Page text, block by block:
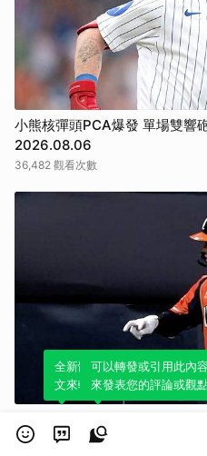
小熊核彈頭PCA爆發 單場雙響
2026.08.06
36,482 觀看次數
七局上 潘傑楷把握得點圈的打
（08/06 統一 VS 味全）
全新體驗！一鍵引用此內容
文來輕鬆表達個人立場。
可以轉發或引用此內
來發表您的評論或觀點